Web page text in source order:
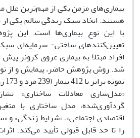
بیماری‌های مزمن یکی از مهم‌ترین
هستند. اتخاذ سبک زندگی سالم یکی از
با این نوع بیماری‌ها است. این
تعیین‌کنندهای ساختی- سرمایه‌ای
افراد مبتلا به بیماری عروق کرونر پیش
شد. روش پژوهش حاضر، پیمایش و از
نمونه برابر با 412 بیمار (239 مرد و 173 زن) بوده است. نتایج
«مدل‌سازی معادلات ساختاری»
گردآوری‌شده، مدل ساختاری با
اقتصادی اجتماعی»، «شرایط زندگی» و
را تا حد قابل قبولی تأیید می‌کند.